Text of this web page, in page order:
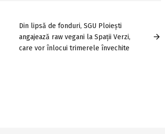
Din lipsă de fonduri, SGU Ploiești
angajează raw vegani la Spații Verzi,
care vor înlocui trimerele învechite
arrow_forward